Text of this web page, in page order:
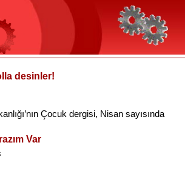
desinler!
Çocuk dergisi, Nisan sayısında
Var